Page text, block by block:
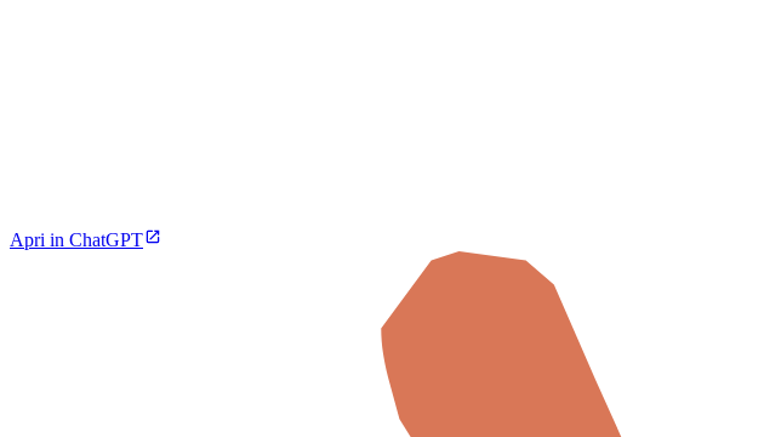
Apri in ChatGPT